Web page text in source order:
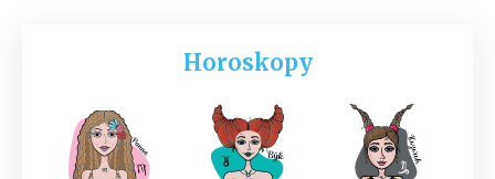
Horoskopy